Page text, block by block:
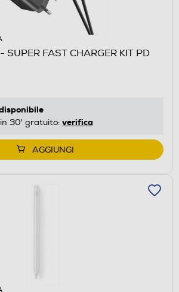
SUPER FAST CHARGER KIT PD
30' gratuito: verifica
AGGIUNGI